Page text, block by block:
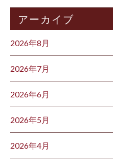
アーカイブ
2026年8月
2026年7月
2026年6月
2026年5月
2026年4月